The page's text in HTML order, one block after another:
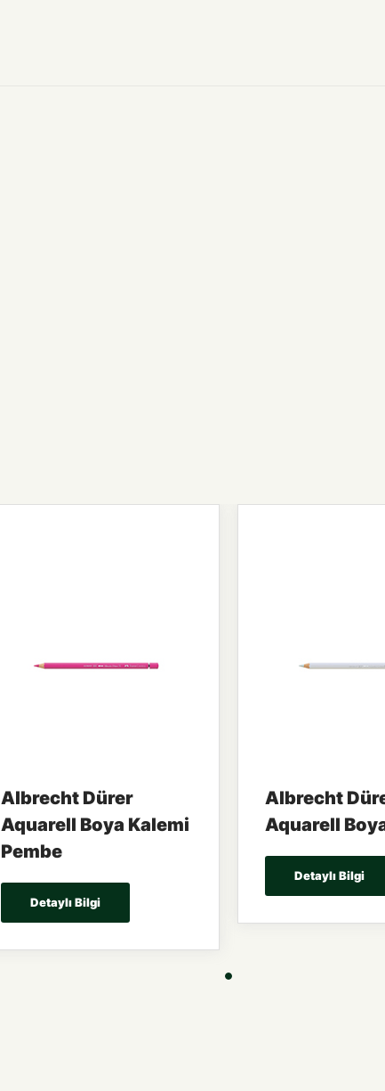
Albrecht Dürer
Aquarell Boya Kalemi
Pembe
Detaylı Bilgi
Albrecht
Aquarell
Detaylı Bilgi